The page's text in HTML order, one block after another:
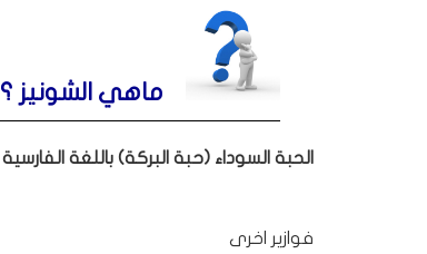
ماهي الشونيز ؟
الحبة السوداء (حبة البركة) باللغة الفارسية
فوازير اخرى